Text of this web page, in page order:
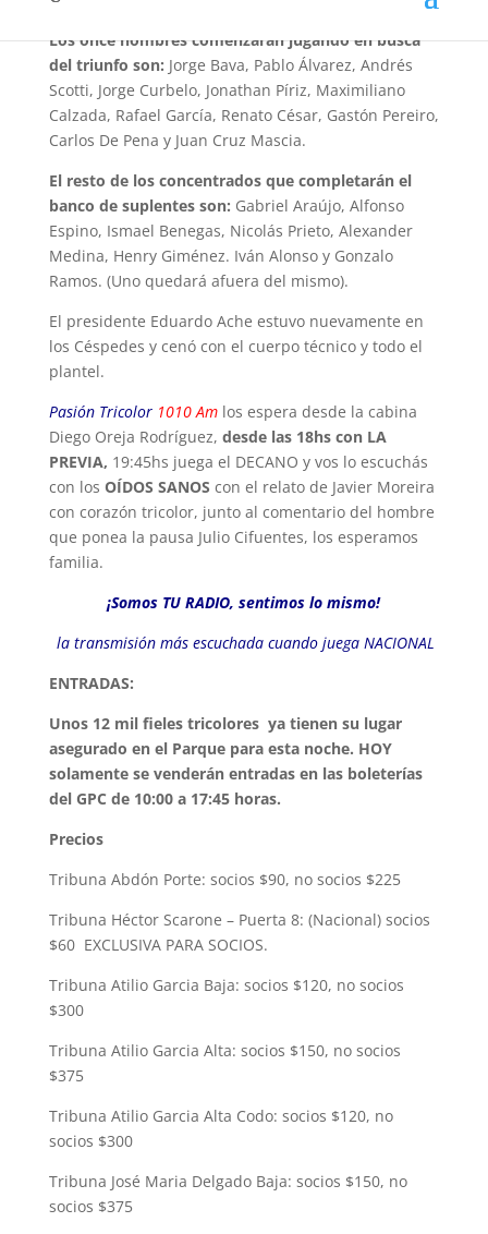
Los once hombres comenzarán jugando en busca
del triunfo son: Jorge Bava, Pablo Álvarez, Andrés
Scotti, Jorge Curbelo, Jonathan Píriz, Maximiliano
Calzada, Rafael García, Renato César, Gastón Pereiro,
Carlos De Pena y Juan Cruz Mascia.
El resto de los concentrados que completarán el
banco de suplentes son: Gabriel Araújo, Alfonso
Espino, Ismael Benegas, Nicolás Prieto, Alexander
Medina, Henry Giménez. Iván Alonso y Gonzalo
Ramos. (Uno quedará afuera del mismo).
El presidente Eduardo Ache estuvo nuevamente en
los Céspedes y cenó con el cuerpo técnico y todo el
plantel.
Pasión Tricolor 1010 Amlos espera desde la cabina
Diego Oreja Rodríguez, desde las 18hs con LA
PREVIA, 19:45hs juega el DECANO y vos lo escuchás
con los OÍDOS SANOS con el relato de Javier Moreira
con corazón tricolor, junto al comentario del hombre
que ponea la pausa Julio Cifuentes, los esperamos
familia.
¡Somos TU RADIO,sentimos lo mismo!
la transmisión más escuchada cuando juega NACIONAL
ENTRADAS:
Unos 12 mil fieles tricolores ya tienen su lugar
asegurado en el Parque para esta noche. HOY
solamente se venderán entradas en las boleterías
del GPC de 10:00 a 17:45 horas.
Precios
Tribuna Abdón Porte: socios $90, no socios $225
Tribuna Héctor Scarone – Puerta 8: (Nacional) socios
$60 EXCLUSIVA PARA SOCIOS.
Tribuna Atilio Garcia Baja: socios $120, no socios
$300
Tribuna Atilio Garcia Alta: socios $150, no socios
$375
Tribuna Atilio Garcia Alta Codo: socios $120, no
socios $300
Tribuna José Maria Delgado Baja: socios $150, no
socios $375